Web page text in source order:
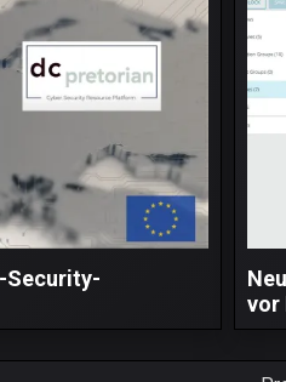
Security-
vor